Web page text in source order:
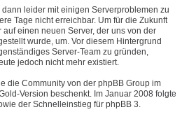
leider mit einigen Serverproblemen zu
Tage nicht erreichbar. Um für die Zukunft
einen neuen Server, der uns von der
wurde, um. Vor diesem Hintergrund
Server-Team zu gründen,
jedoch nicht mehr existiert.
die Community von der phpBB Group im
Version beschenkt. Im Januar 2008 folgte
der Schnelleinstieg für phpBB 3.